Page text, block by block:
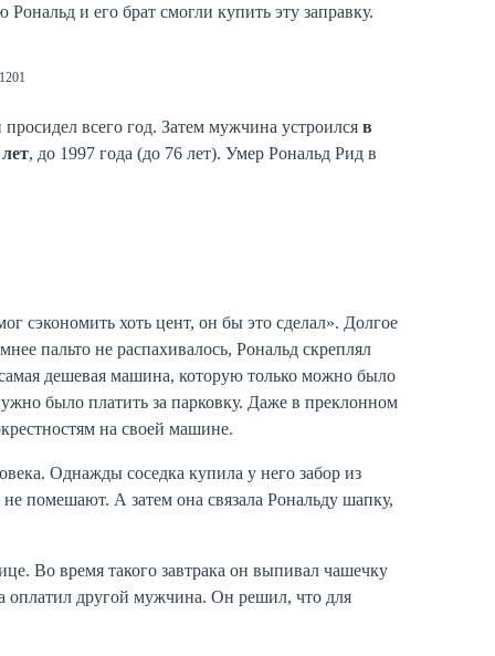
и его брат смогли купить эту заправку.
всего год. Затем мужчина устроился в
, до 1997 года (до 76 лет). Умер Рональд Рид в
сэкономить хоть цент, он бы это сделал». Долгое
пальто не распахивалось, Рональд скреплял
дешевая машина, которую только можно было
было платить за парковку. Даже в преклонном
на своей машине.
Однажды соседка купила у него забор из
помешают. А затем она связала Рональду шапку,
Во время такого завтрака он выпивал чашечку
оплатил другой мужчина. Он решил, что для